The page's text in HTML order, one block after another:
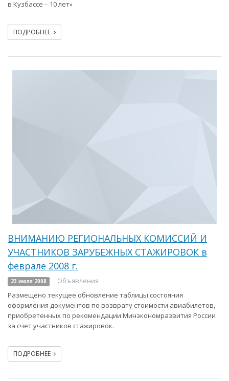
в Кузбассе – 10 лет»
ПОДРОБНЕЕ
ВНИМАНИЮ РЕГИОНАЛЬНЫХ КОМИССИЙ И
УЧАСТНИКОВ ЗАРУБЕЖНЫХ СТАЖИРОВОК в
феврале 2008 г.
23 июля 2008
Объявления
Размещено текущее обновление таблицы состояния
оформления документов по возврату стоимости авиабилетов,
приобретенных по рекомендации Минэкономразвития России
за счет участников стажировок.
ПОДРОБНЕЕ